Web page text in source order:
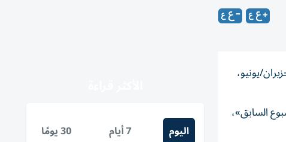
في فرنسا الجمعة، ارتفاع عدد الوفيات بنسبة 30 في المئة في البلاد خلال الأسبوع من 22 إلى 28 حزيران/يونيو،
وفاة إضافية مقارنة بالأسبوع السابق»،
اليوم 7 أيام 30 يومًا